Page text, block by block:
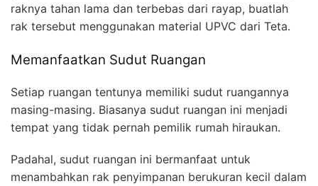
raknya tahan lama dan terbebas dari rayap, buatlah
rak tersebut menggunakan material UPVC dari Teta.
Memanfaatkan Sudut Ruangan
Setiap ruangan tentunya memiliki sudut ruangannya
masing-masing. Biasanya sudut ruangan ini menjadi
tempat yang tidak pernah pemilik rumah hiraukan.
Padahal, sudut ruangan ini bermanfaat untuk
menambahkan rak penyimpanan berukuran kecil dalam